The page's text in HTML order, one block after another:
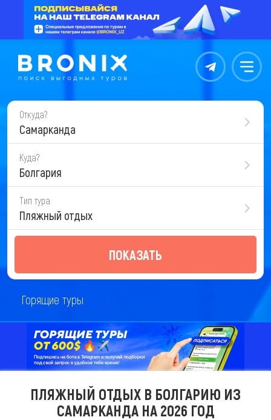
Контакты Меню
Откуда?
Самарканда
Куда?
Болгария
Тип тура
Пляжный отдых
ПОКАЗАТЬ
Горящие туры
ПЛЯЖНЫЙ ОТДЫХ В БОЛГАРИЮ ИЗ
САМАРКАНДА НА 2026 ГОД